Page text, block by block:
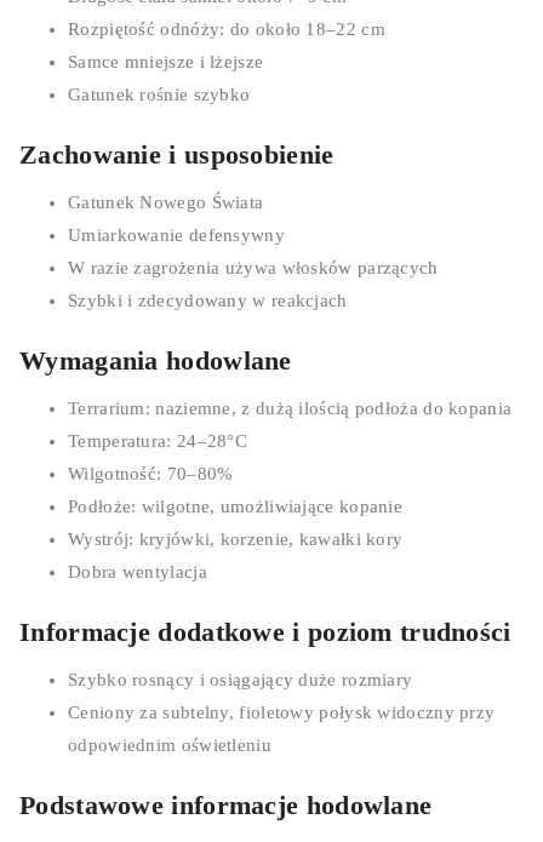
Rozpiętość odnóży: do około 18–22 cm
Samce mniejsze i lżejsze
Gatunek rośnie szybko
Zachowanie i usposobienie
Gatunek Nowego Świata
Umiarkowanie defensywny
W razie zagrożenia używa włosków parzących
Szybki i zdecydowany w reakcjach
Wymagania hodowlane
Terrarium: naziemne, z dużą ilością podłoża do kopania
Temperatura: 24–28°C
Wilgotność: 70–80%
Podłoże: wilgotne, umożliwiające kopanie
Wystrój: kryjówki, korzenie, kawałki kory
Dobra wentylacja
Informacje dodatkowe i poziom trudności
Szybko rosnący i osiągający duże rozmiary
Ceniony za subtelny, fioletowy połysk widoczny przy
odpowiednim oświetleniu
Podstawowe informacje hodowlane